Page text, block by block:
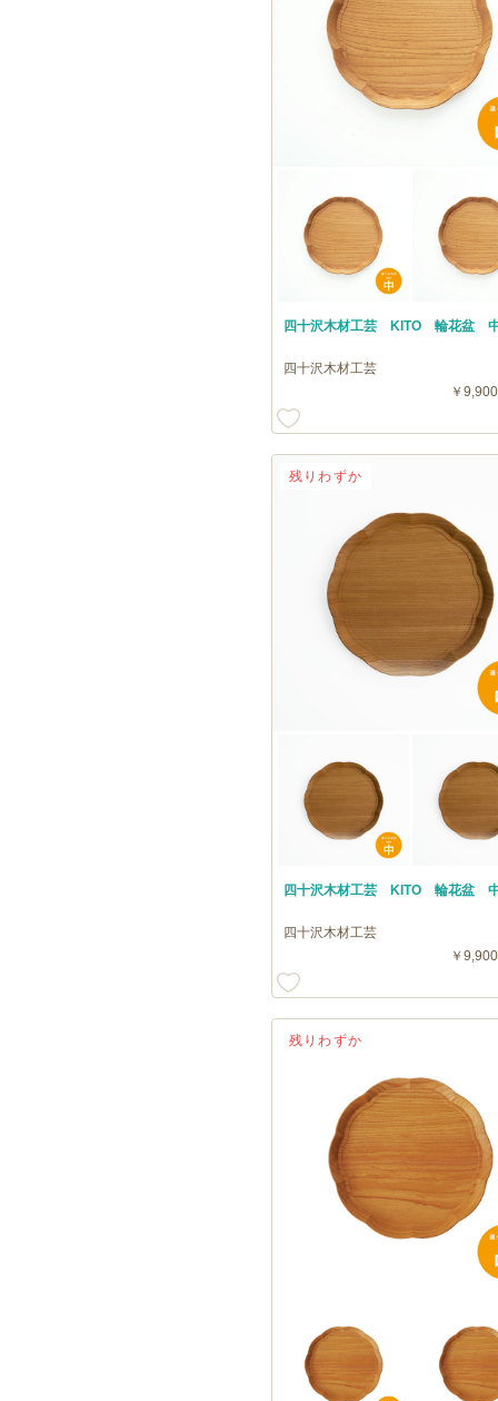
四十沢木材工芸 KITO 輪花盆
四十沢木材工芸
￥
四十沢木材工芸 KITO 輪花盆
四十沢木材工芸
￥
残りわずか
残りわずか